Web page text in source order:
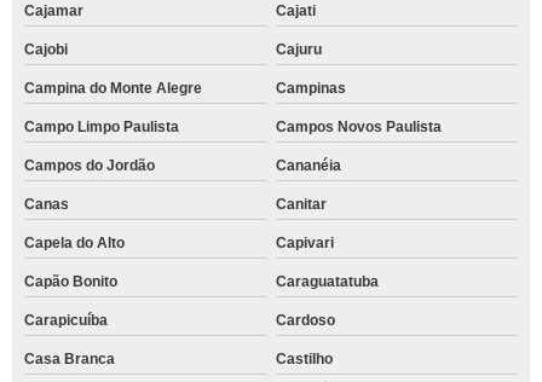
Cajamar Cajati
Cajobi Cajuru
Campina do Monte Alegre Campinas
Campo Limpo Paulista Campos Novos Paulista
Campos do Jordão Cananéia
Canas Canitar
Capela do Alto Capivari
Capão Bonito Caraguatatuba
Carapicuíba Cardoso
Casa Branca Castilho